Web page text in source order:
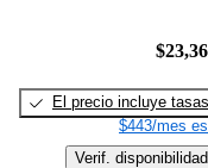
El precio incluye tasas
$443/mes
Verif. disponibilidad